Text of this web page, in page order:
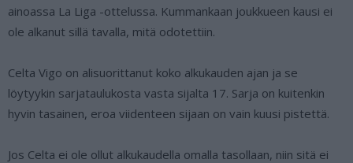
ainoassa La Liga -ottelussa. Kummankaan joukkueen kausi ei
ole alkanut sillä tavalla, mitä odotettiin.
Celta Vigo on alisuorittanut koko alkukauden ajan ja se
löytyykin sarjataulukosta vasta sijalta 17. Sarja on kuitenkin
hyvin tasainen, eroa viidenteen sijaan on vain kuusi pistettä.
Jos Celta ei ole ollut alkukaudella omalla tasollaan, niin sitä ei